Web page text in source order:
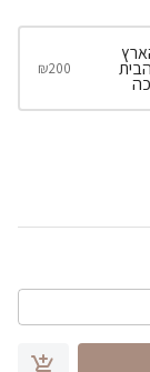
הארץ
₪200